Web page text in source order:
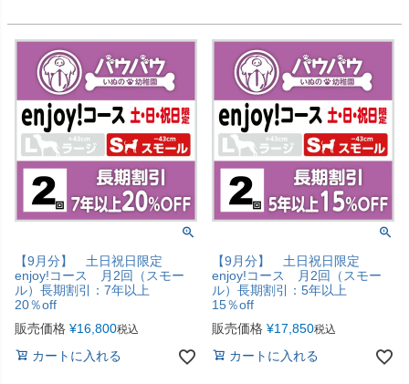
【9月分】 土日祝日限定
enjoy!コース 月2回（スモー
ル）長期割引：7年以上
20％off
販売価格 ¥16,800税込
カートに入れる
【9月分】 土日祝日限定
enjoy!コース 月2回（スモー
ル）長期割引：5年以上
15％off
販売価格 ¥17,850税込
カートに入れる